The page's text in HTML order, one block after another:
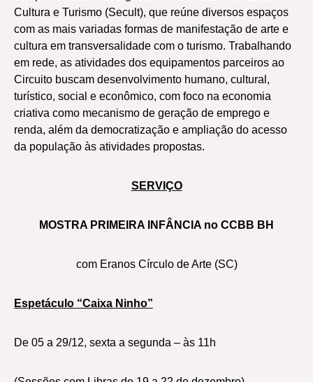
Cultura e Turismo (Secult), que reúne diversos espaços
com as mais variadas formas de manifestação de arte e
cultura em transversalidade com o turismo. Trabalhando
em rede, as atividades dos equipamentos parceiros ao
Circuito buscam desenvolvimento humano, cultural,
turístico, social e econômico, com foco na economia
criativa como mecanismo de geração de emprego e
renda, além da democratização e ampliação do acesso
da população às atividades propostas.
SERVIÇO
MOSTRA PRIMEIRA INFÂNCIA no CCBB BH
com Eranos Círculo de Arte (SC)
Espetáculo “Caixa Ninho”
De 05 a 29/12, sexta a segunda – às 11h